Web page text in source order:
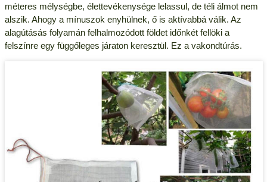
méteres mélységbe, élettevékenysége lelassul, de téli álmot nem
alszik. Ahogy a mínuszok enyhülnek, ő is aktívabbá válik. Az
alagútásás folyamán felhalmozódott földet időnkét fellöki a
felszínre egy függőleges járaton keresztül. Ez a vakondtúrás.